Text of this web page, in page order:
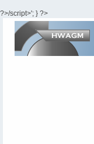
?>/script>'; } ?>